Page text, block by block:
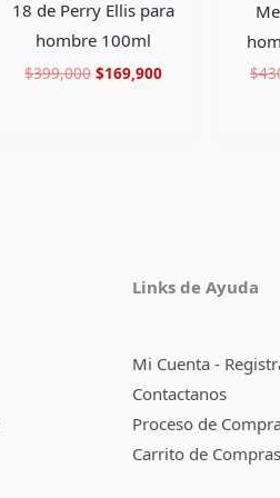
18 de Perry Ellis para
hombre 100ml
$399,000 $169,900 $
Links de Ayuda
Mi Cuenta -
Contactanos
Proceso de
Carrito de Compras